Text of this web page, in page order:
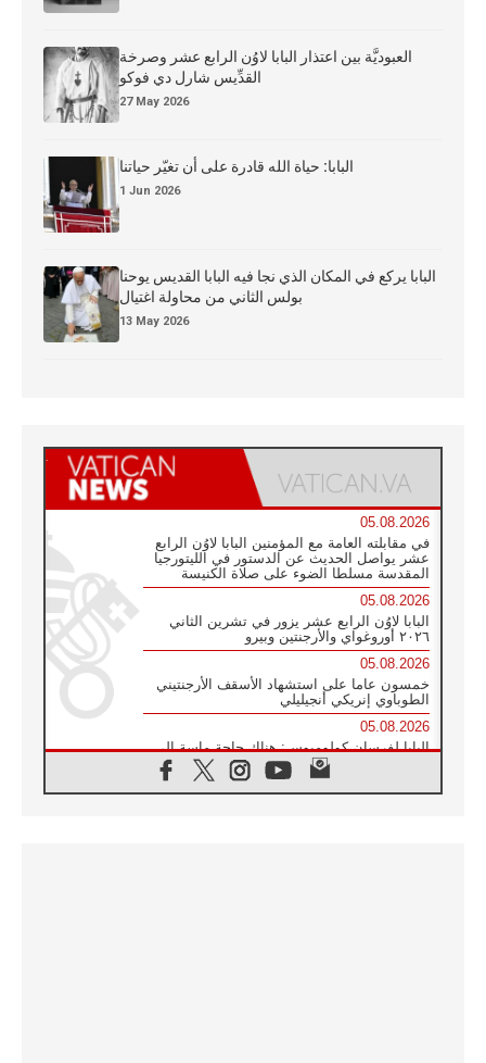
العبوديَّة بين اعتذار البابا لاوُن الرابع عشر وصرخة
القدِّيس شارل دي فوكو
27 May 2026
البابا: حياة الله قادرة على أن تغيّر حياتنا
1 Jun 2026
البابا يركع في المكان الذي نجا فيه البابا القديس يوحنا
بولس الثاني من محاولة اغتيال
13 May 2026
05.08.2026
في مقابلته العامة مع المؤمنين البابا لاوُن الرابع
عشر يواصل الحديث عن الدستور في الليتورجيا
المقدسة مسلطا الضوء على صلاة الكنيسة
05.08.2026
البابا لاوُن الرابع عشر يزور في تشرين الثاني
٢٠٢٦ أوروغواي والأرجنتين وبيرو
05.08.2026
خمسون عاما على استشهاد الأسقف الأرجنتيني
الطوباوي إنريكي أنجيليلي
05.08.2026
البابا لفرسان كولومبوس: هناك حاجة ماسة إلى
أنبياء تناغم يسعون إلى بناء الجسور
04.08.2026